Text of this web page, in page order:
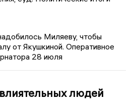
Миляеву, чтобы
от Якушкиной. Оперативное
28 июля
людей